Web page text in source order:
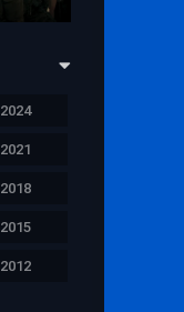
2024
2021
2018
2015
2012